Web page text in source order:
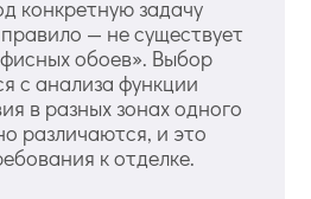
конкретную задачу
— не существует
обоев». Выбор
с анализа функции
в разных зонах одного
различаются, и это
к отделке.